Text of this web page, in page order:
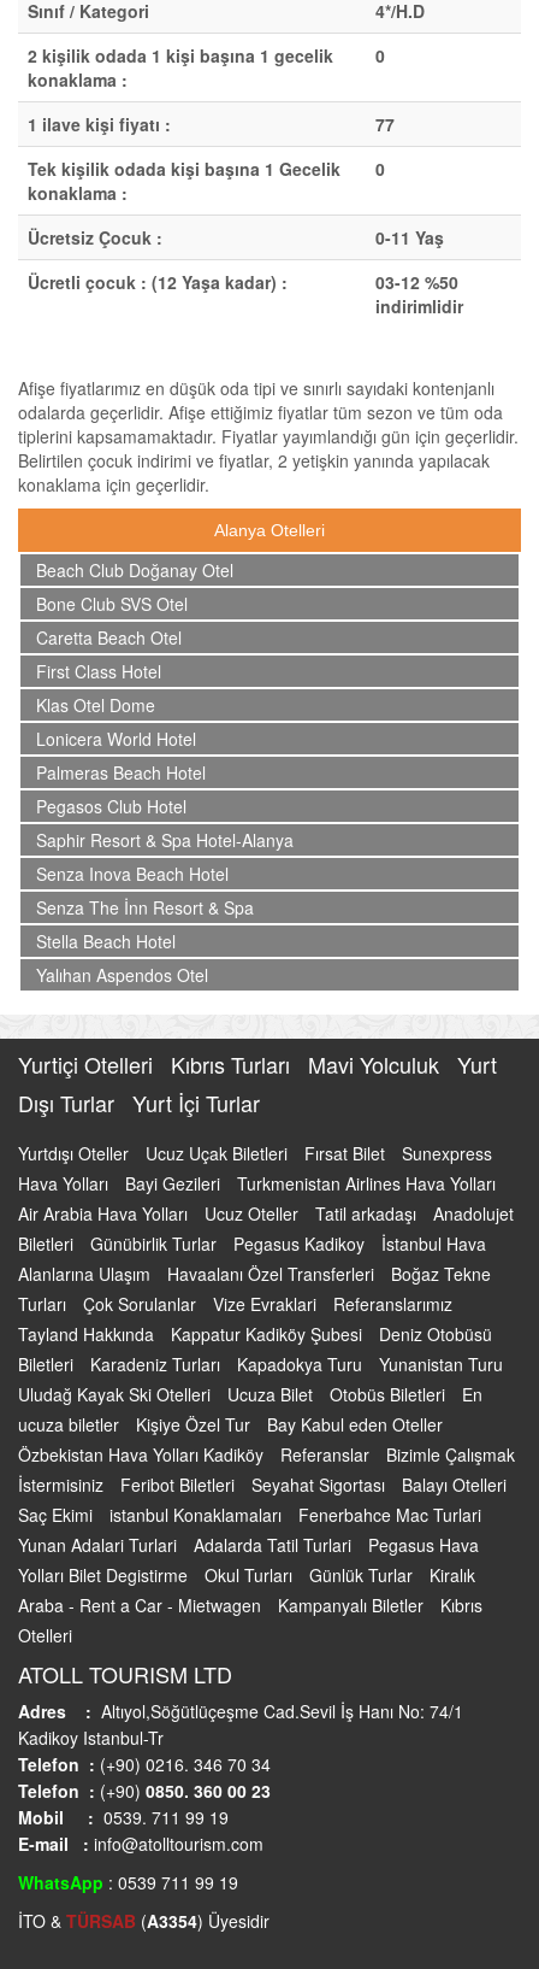
Sınıf / Kategori
4*/H.D
2 kişilik odada 1 kişi başına 1 gecelik
konaklama :
0
1 ilave kişi fiyatı :
77
Tek kişilik odada kişi başına 1 Gecelik
konaklama :
0
Ücretsiz Çocuk :
0-11 Yaş
Ücretli çocuk : (12 Yaşa kadar) :
03-12 %50
indirimlidir
Afişe fiyatlarımız en düşük oda tipi ve sınırlı sayıdaki kontenjanlı
odalarda geçerlidir. Afişe ettiğimiz fiyatlar tüm sezon ve tüm oda
tiplerini kapsamamaktadır. Fiyatlar yayımlandığı gün için geçerlidir.
Belirtilen çocuk indirimi ve fiyatlar, 2 yetişkin yanında yapılacak
konaklama için geçerlidir.
Alanya Otelleri
Beach Club Doğanay Otel
Bone Club SVS Otel
Caretta Beach Otel
First Class Hotel
Klas Otel Dome
Lonicera World Hotel
Palmeras Beach Hotel
Pegasos Club Hotel
Saphir Resort & Spa Hotel-Alanya
Senza Inova Beach Hotel
Senza The İnn Resort & Spa
Stella Beach Hotel
Yalıhan Aspendos Otel
Yurtiçi Otelleri Kıbrıs Turları Mavi Yolculuk Yurt
Dışı Turlar Yurt İçi Turlar
Yurtdışı Oteller Ucuz Uçak Biletleri Fırsat Bilet
Sunexpress
Hava Yolları
Bayi Gezileri
Turkmenistan Airlines Hava Yolları
Air Arabia Hava Yolları
Ucuz Oteller Tatil arkadaşı
Anadolujet
Biletleri
Günübirlik Turlar Pegasus Kadikoy
İstanbul Hava
Alanlarına Ulaşım
Havaalanı Özel Transferleri
Boğaz Tekne
Turları
Çok Sorulanlar Vize Evraklari
Referanslarımız
Tayland Hakkında
Kappatur Kadiköy Şubesi
Deniz Otobüsü
Biletleri
Karadeniz Turları Kapadokya Turu
Yunanistan Turu
Uludağ Kayak Ski Otelleri
Ucuza Bilet Otobüs Biletleri
En
ucuza biletler
Kişiye Özel Tur
Bay Kabul eden Oteller
Özbekistan Hava Yolları Kadiköy
Referanslar
Bizimle Çalışmak
İstermisiniz
Feribot Biletleri Seyahat Sigortası
Balayı Otelleri
Saç Ekimi
istanbul Konaklamaları
Fenerbahce Mac Turlari
Yunan Adalari Turlari
Adalarda Tatil Turlari
Pegasus Hava
Yolları Bilet Degistirme
Okul Turları Günlük Turlar
Kiralık
Araba - Rent a Car - Mietwagen
Kampanyalı Biletler
Kıbrıs
Otelleri
ATOLL TOURISM LTD
Adres : Altıyol,Söğütlüçeşme Cad.Sevil İş Hanı No: 74/1
Kadikoy Istanbul-Tr
Telefon : (+90) 0216. 346 70 34
Telefon : (+90) 0850. 360 00 23
Mobil : 0539. 711 99 19
E-mail : info@atolltourism.com
WhatsApp : 0539 711 99 19
İTO & TÜRSAB (A3354) Üyesidir